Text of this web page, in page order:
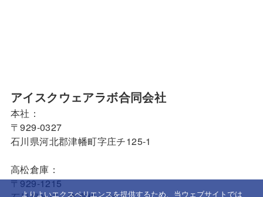
アイスクウェアラボ合同会社
本社：
〒929-0327
石川県河北郡津幡町字庄チ125-1
高松倉庫：
〒929-1215
よりよいエクスペリエンスを提供するため、当ウェブサイトでは